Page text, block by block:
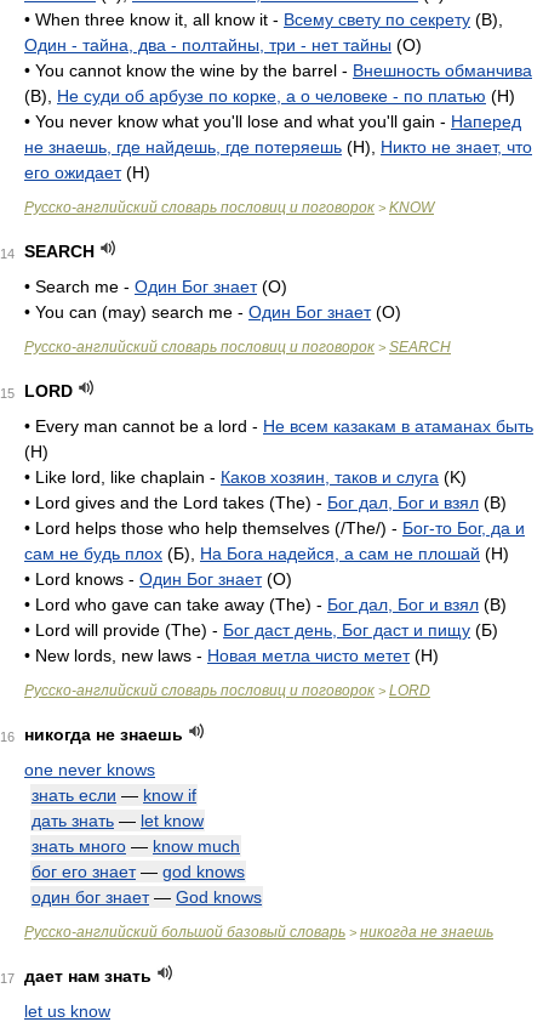
• When three know it, all know it - Всему свету по секрету (B),
Один - тайна, два - полтайны, три - нет тайны (O)
• You cannot know the wine by the barrel - Внешность обманчива
(B), Не суди об арбузе по корке, а о человеке - по платью (H)
• You never know what you'll lose and what you'll gain - Наперед
не знаешь, где найдешь, где потеряешь (H), Никто не знает, что
его ожидает(H)
Русско-английский словарь пословиц и поговорок > KNOW
14
SEARCH
• Search me - Один Бог знает(O)
• You can (may) search me - Один Бог знает(O)
Русско-английский словарь пословиц и поговорок > SEARCH
15
LORD
• Every man cannot be a lord - Не всем казакам в атаманах быть
(H)
• Like lord, like chaplain - Каков хозяин, таков и слуга (K)
• Lord gives and the Lord takes (The) - Бог дал, Бог и взял (B)
• Lord helps those who help themselves (/The/) - Бог-то Бог, да и
сам не будь плох (Б), На Бога надейся, а сам не плошай (H)
• Lord knows - Один Бог знает(O)
• Lord who gave can take away (The) - Бог дал, Бог и взял (B)
• Lord will provide (The) - Бог даст день, Бог даст и пищу (Б)
• New lords, new laws - Новая метла чисто метет(H)
Русско-английский словарь пословиц и поговорок > LORD
16
никогда не знаешь
one never knows
знать если — know if
дать знать — let know
знать много — know much
бог его знает— god knows
один бог знает— God knows
Русско-английский большой базовый словарь > никогда не знаешь
17
дает нам знать
let us know